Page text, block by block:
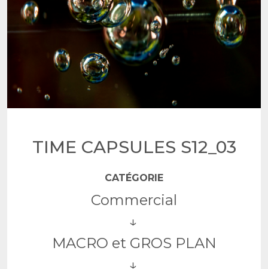
TIME CAPSULES S12_03
CATÉGORIE
Commercial
MACRO et GROS PLAN